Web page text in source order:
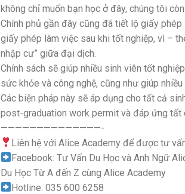
không chỉ muốn bạn học ở đây, chúng tôi
Chính phủ gần đây cũng đã tiết lộ giấy
giấy phép làm việc sau khi tốt nghiệp, vì –
nhập cư” giữa đại dịch.
Chính sách sẽ giúp nhiều sinh viên tốt
sức khỏe và công nghệ, cũng như giúp
️Các biện pháp này sẽ áp dụng cho tất cả
post-graduation work permit và đáp ứng tất
——————————————-
Liên hệ với Alice Academy để được tư
Facebook: Tư Vấn Du Học và Anh Ngữ
Du Học Từ A đến Z cùng Alice Academy
Hotline: 035 600 6258